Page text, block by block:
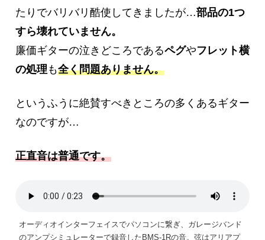
たりでバリバリ酷使してきましたが…部品の1つ
すら壊れていません。
廉価ギターの泣きどころであるペグやフレット横
の処理 も全く問題ありません。
というふうに絶賛すべきところの多くあるギター
なのですが…
正直音は普通です。
オーディオインターフェイスでパソコンに繋ぎ、ガレージバンド
のアンプシミュレーターで録音したBMS-1Rの音。弦はアリアプ